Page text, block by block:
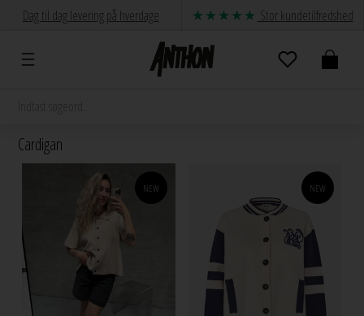
Dag til dag levering på hverdage Stor kundetilfredshed
Cardigan
NEW NEW